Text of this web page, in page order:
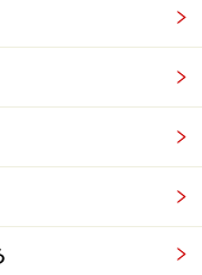
容をご確認くださ
必要とする方は、適
に基づいて被ったい
その他当社と契約した